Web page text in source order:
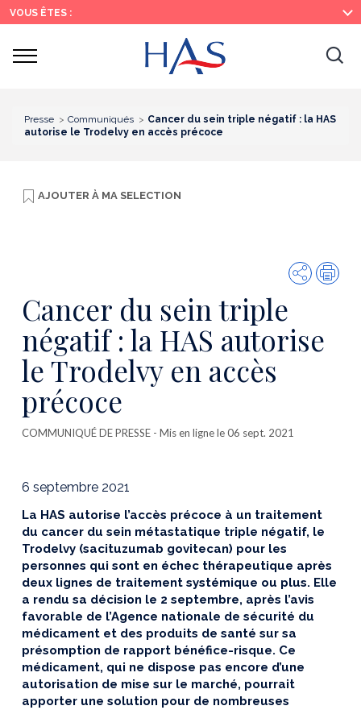
Recherche
Menu
principal
Contenu
principal
VOUS ÊTES :
Ouvrir
Presse Communiqués
Cancer du sein triple négatif : la HAS
autorise le Trodelvy en accès précoce
AJOUTER À MA SELECTION
Partager
Cancer du sein triple
négatif : la HAS autorise
le Trodelvy en accès
précoce
COMMUNIQUÉ DE PRESSE - Mis en ligne le 06 sept. 2021
6 septembre 2021
La HAS autorise l’accès précoce à un traitement
du cancer du sein métastatique triple négatif, le
Trodelvy (sacituzumab govitecan) pour les
personnes qui sont en échec thérapeutique après
deux lignes de traitement systémique ou plus. Elle
a rendu sa décision le 2 septembre, après l’avis
favorable de l’Agence nationale de sécurité du
médicament et des produits de santé sur sa
présomption de rapport bénéfice-risque. Ce
médicament, qui ne dispose pas encore d’une
autorisation de mise sur le marché, pourrait
apporter une solution pour de nombreuses